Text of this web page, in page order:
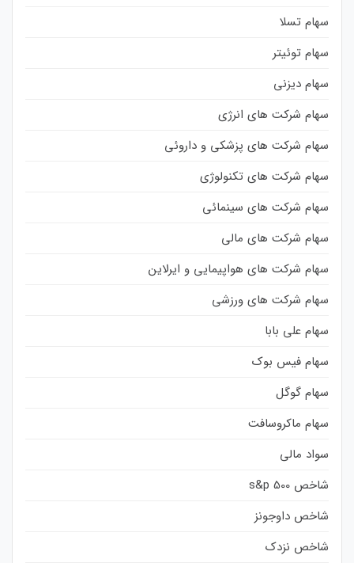
سهام تسلا
سهام توئیتر
سهام دیزنی
سهام شرکت های انرژی
سهام شرکت های پزشکی و داروئی
سهام شرکت های تکنولوژی
سهام شرکت های سینمائی
سهام شرکت های مالی
سهام شرکت های هواپیمایی و ایرلاین
سهام شرکت های ورزشی
سهام علی بابا
سهام فیس بوک
سهام گوگل
سهام ماکروسافت
سواد مالی
شاخص s&p 500
شاخص داوجونز
شاخص نزدک